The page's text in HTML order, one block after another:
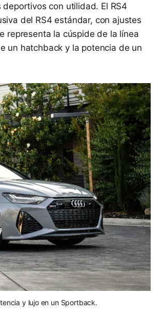
con utilidad. El RS4
del RS4 estándar, con ajustes
representa la cúspide de la línea
un hatchback y la potencia de un
y lujo en un Sportback.